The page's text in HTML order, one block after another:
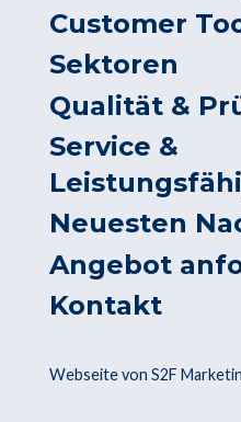
Customer
Sektoren
Qualität &
Service &
Neuesten
Angebot
Kontakt
Webseite von S2F